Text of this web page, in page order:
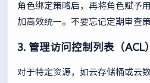
角色绑定策略后，再将角色赋予
加高效统一。不要忘记定期审查
3. 管理访问控制列表（ACL）
对于特定资源，如云存储桶或云